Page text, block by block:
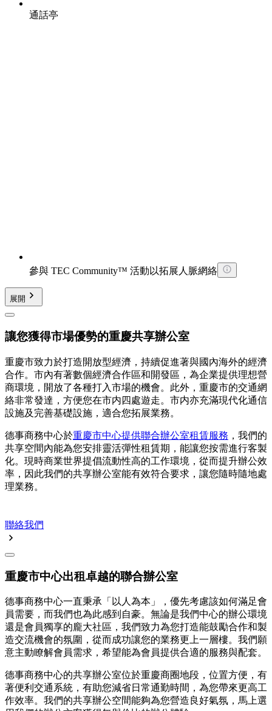
通話亭
參與 TEC Community™ 活動以拓展人脈網絡
展開
讓您獲得市場優勢的重慶共享辦公室
重慶市致力於打造開放型經濟，持續促進著與國內海外的經濟
合作。市內有著數個經濟合作區和開發區，為企業提供理想營
商環境，開放了各種打入市場的機會。此外，重慶市的交通網
絡非常發達，方便您在市内四處遊走。市内亦充滿現代化通信
設施及完善基礎設施，適合您拓展業務。
德事商務中心於重慶市中心提供聯合辦公室租賃服務 ，我們的
共享空間內能為您安排靈活彈性租賃期，能讓您按需進行客製
化。現時商業世界提倡流動性高的工作環境，從而提升辦公效
率，因此我們的共享辦公室能有效符合要求，讓您隨時隨地處
理業務。
聯絡我們
重慶市中心出租卓越的聯合辦公室
德事商務中心一直秉承「以人為本」，優先考慮該如何滿足會
員需要，而我們也為此感到自豪。無論是我們中心的辦公環境
還是會員獨享的龐大社區，我們致力為您打造能鼓勵合作和製
造交流機會的氛圍，從而成功讓您的業務更上一層樓。我們願
意主動瞭解會員需求，希望能為會員提供合適的服務與配套。
德事商務中心的共享辦公室位於重慶商圈地段，位置方便，有
著便利交通系統，有助您減省日常通勤時間，為您帶來更高工
作效率。我們的共享辦公空間能夠為您營造良好氣氛，馬上選